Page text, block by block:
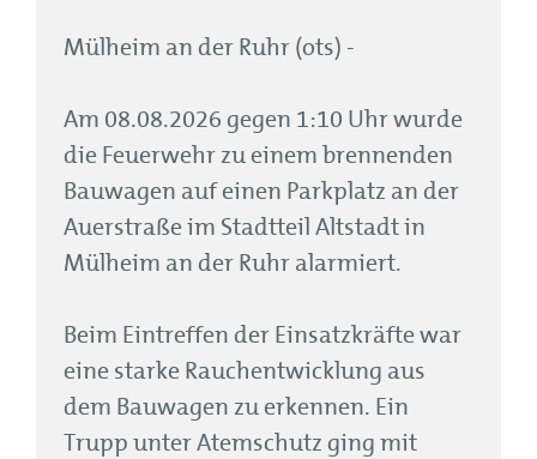
Mülheim an der Ruhr (ots) -
Am 08.08.2026 gegen 1:10 Uhr wurde
die Feuerwehr zu einem brennenden
Bauwagen auf einen Parkplatz an der
Auerstraße im Stadtteil Altstadt in
Mülheim an der Ruhr alarmiert.
Beim Eintreffen der Einsatzkräfte war
eine starke Rauchentwicklung aus
dem Bauwagen zu erkennen. Ein
Trupp unter Atemschutz ging mit